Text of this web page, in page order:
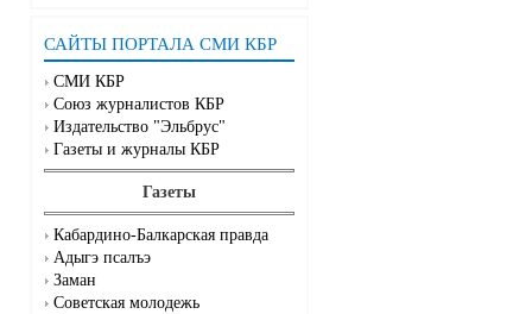
САЙТЫ ПОРТАЛА СМИ КБР
СМИ КБР
Союз журналистов КБР
Издательство "Эльбрус"
Газеты и журналы КБР
Газеты
Кабардино-Балкарская правда
Адыгэ псалъэ
Заман
Советская молодежь